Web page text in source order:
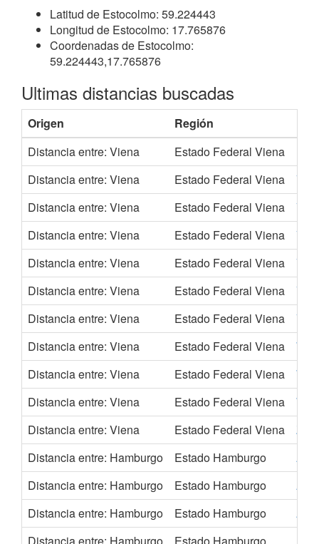
Latitud de Estocolmo: 59.224443
Longitud de Estocolmo: 17.765876
Coordenadas de Estocolmo:
59.224443,17.765876
Ultimas distancias buscadas
Origen Región
Distancia entre: Viena
Estado Federal Viena
Distancia entre: Viena
Estado Federal Viena
Distancia entre: Viena
Estado Federal Viena
Distancia entre: Viena
Estado Federal Viena
Distancia entre: Viena
Estado Federal Viena
Distancia entre: Viena
Estado Federal Viena
Distancia entre: Viena
Estado Federal Viena
Distancia entre: Viena
Estado Federal Viena
Distancia entre: Viena
Estado Federal Viena
Distancia entre: Viena
Estado Federal Viena
Distancia entre: Viena
Estado Federal Viena
Distancia entre: Hamburgo
Estado Hamburgo
Distancia entre: Hamburgo
Estado Hamburgo
Distancia entre: Hamburgo
Estado Hamburgo